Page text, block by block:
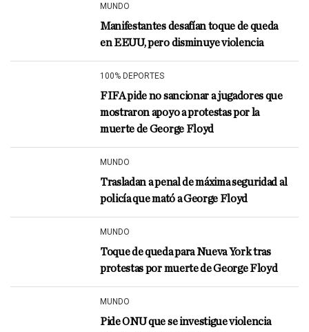
MUNDO
Manifestantes desafían toque de queda
en EEUU, pero disminuye violencia
100% DEPORTES
FIFA pide no sancionar a jugadores que
mostraron apoyo a protestas por la
muerte de George Floyd
MUNDO
Trasladan a penal de máxima seguridad al
policía que mató a George Floyd
MUNDO
Toque de queda para Nueva York tras
protestas por muerte de George Floyd
MUNDO
Pide ONU que se investigue violencia